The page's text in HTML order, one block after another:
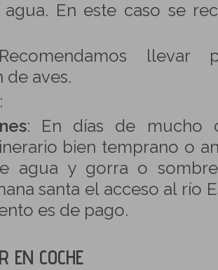
En este caso se
llevar
de aves.
:
: En días de mucho
bien temprano o
agua y gorra o
santa el acceso al río
es de pago.
EN COCHE